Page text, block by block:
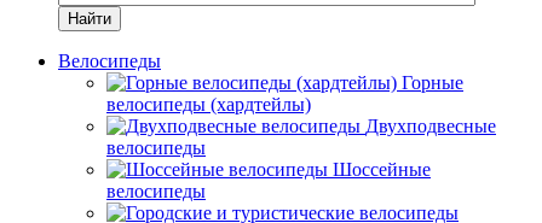
Найти
Велосипеды
Горные
велосипеды (хардтейлы)
Двухподвесные
велосипеды
Шоссейные
велосипеды